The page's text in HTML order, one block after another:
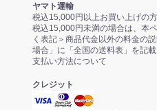
ヤマト運輸
税込15,000円以上お買い上げの方
税込15,000円未満の場合は、本
く表記＞商品代金以外の料金の
場合」に「全国の送料表」を記
支払い方法について
クレジット